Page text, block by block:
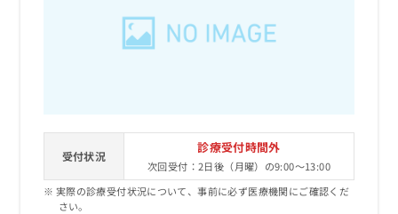
受付状況
診療受付時間外
次回受付：2日後（月曜）の9:00～13:00
実際の診療受付状況について、事前に必ず医療機関にご確認くだ
さい。